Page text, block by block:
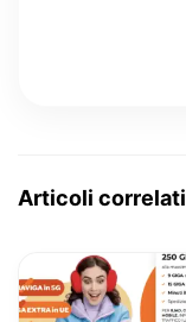
Articoli correlati